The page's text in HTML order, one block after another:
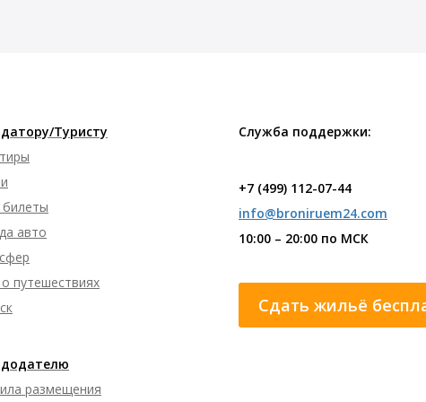
Туристу
авто
путешествиях
размещения
Служба поддержки:
+7 (499) 112-07-44
info@broniruem24.com
10:00 – 20:00 по МСК
Сдать жильё